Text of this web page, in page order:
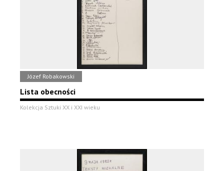
Józef Robakowski
Lista obecności
Kolekcja Sztuki XX i XXI wieku